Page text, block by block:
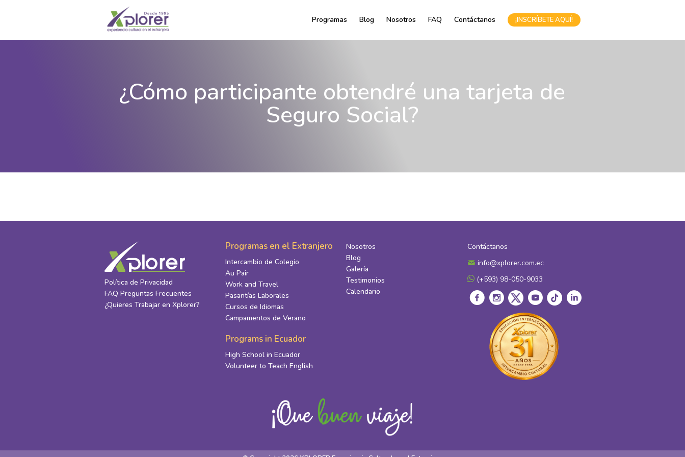
Programas Blog Nosotros FAQ Contáctanos ¡INSCRÍBETE AQUÍ!
¿Cómo participante obtendré una tarjeta de
Seguro Social?
Política de Privacidad
FAQ Preguntas Frecuentes
¿Quieres Trabajar en Xplorer?
Programas en el Extranjero
Intercambio de Colegio
Au Pair
Work and Travel
Pasantías Laborales
Cursos de Idiomas
Campamentos de Verano
Programs in Ecuador
High School in Ecuador
Volunteer to Teach English
Nosotros
Blog
Galería
Testimonios
Calendario
Contáctanos
info@xplorer.com.ec
(+593) 98-050-9033